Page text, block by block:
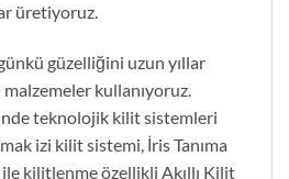
üretiyoruz.
güzelliğini uzun yıllar
kullanıyoruz.
teknolojik kilit sistemleri
izi kilit sistemi, İris Tanıma
kilitlenme özellikli Akıllı Kilit